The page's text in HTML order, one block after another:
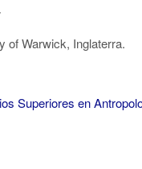
of Warwick, Inglaterra.
Superiores en